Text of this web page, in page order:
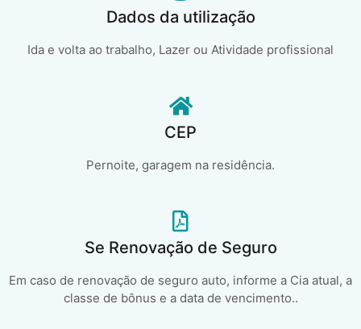
Dados da utilização
Ida e volta ao trabalho, Lazer ou Atividade profissional
CEP
Pernoite, garagem na residência.
Se Renovação de Seguro
Em caso de renovação de seguro auto, informe a Cia atual, a
classe de bônus e a data de vencimento..